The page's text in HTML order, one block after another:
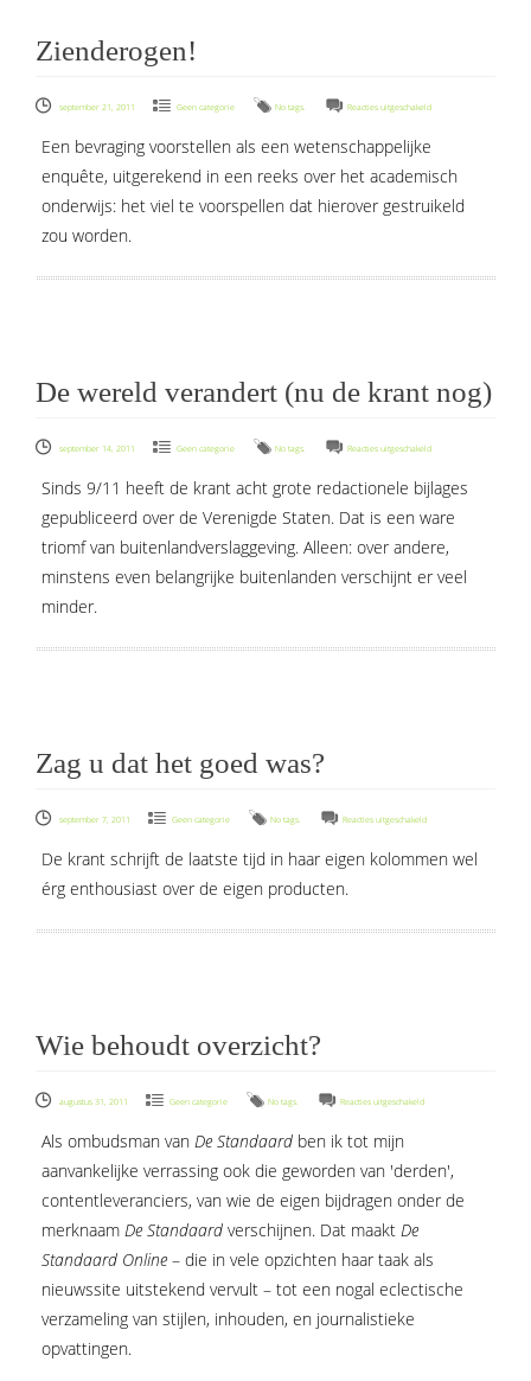
Zienderogen!
september 21, 2011 Geen categorie No tags. Reacties uitgeschakeldvoor
Een bevraging voorstellen als een wetenschappelijke
enquête, uitgerekend in een reeks over het academisch
onderwijs: het viel te voorspellen dat hierover gestruikeld
zou worden.
De wereld verandert (nu de krant nog)
september 14, 2011 Geen categorie No tags. Reacties uitgeschakeldvoor
wereld
verandert
(nu
de
Sinds 9/11 heeft de krant acht grote redactionele bijlages
gepubliceerd over de Verenigde Staten. Dat is een ware
triomf van buitenlandverslaggeving. Alleen: over andere,
minstens even belangrijke buitenlanden verschijnt er veel
minder.
Zag u dat het goed was?
september 7, 2011 Geen categorie No tags. Reacties uitgeschakeldvoor
u
De krant schrijft de laatste tijd in haar eigen kolommen wel
érg enthousiast over de eigen producten.
Wie behoudt overzicht?
augustus 31, 2011 Geen categorie No tags. Reacties uitgeschakeldvoor
overzicht?
Als ombudsman van De Standaard ben ik tot mijn
aanvankelijke verrassing ook die geworden van 'derden',
contentleveranciers, van wie de eigen bijdragen onder de
merknaam De Standaard verschijnen. Dat maakt De
Standaard Online – die in vele opzichten haar taak als
nieuwssite uitstekend vervult – tot een nogal eclectische
verzameling van stijlen, inhouden, en journalistieke
opvattingen.